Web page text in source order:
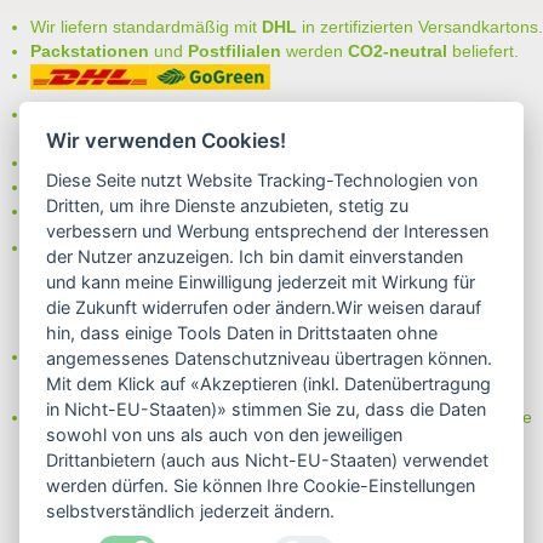
Wir liefern standardmäßig mit DHL in zertifizierten Versandkartons.
Packstationen und Postfilialen werden CO2-neutral beliefert.
auswählen:
- Rechnung
- Lastschrift/Bankeinzug
Das Internetsiegel "GEPRÜFTER SHOP – Sicher einkaufen":
Partner von:
Wine in Moderation - bewußt genießen
Erfahren Sie mehr über Biowein in unserem Blog oder Folgen Sie
uns!
Blog
Facebook
Instagram
Wir verwenden Cookies!
Diese Seite nutzt Website Tracking-Technologien von
Dritten, um ihre Dienste anzubieten, stetig zu
verbessern und Werbung entsprechend der Interessen
der Nutzer anzuzeigen. Ich bin damit einverstanden
und kann meine Einwilligung jederzeit mit Wirkung für
die Zukunft widerrufen oder ändern.Wir weisen darauf
hin, dass einige Tools Daten in Drittstaaten ohne
angemessenes Datenschutzniveau übertragen können.
Mit dem Klick auf «Akzeptieren (inkl. Datenübertragung
in Nicht-EU-Staaten)» stimmen Sie zu, dass die Daten
sowohl von uns als auch von den jeweiligen
Drittanbietern (auch aus Nicht-EU-Staaten) verwendet
werden dürfen. Sie können Ihre Cookie-Einstellungen
selbstverständlich jederzeit ändern.